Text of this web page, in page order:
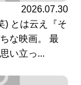
2026.07.30
) とは云え『そ
な映画。 最
い立っ...